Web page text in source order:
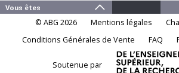
© ABG 2026 Mentions légales
Conditions Générales de Vente
FAQ
Soutenue par